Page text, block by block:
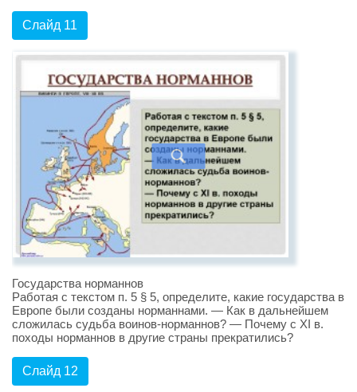
Слайд 11
Государства норманнов
Работая с текстом п. 5 § 5, определите, какие государства в
Европе были созданы норманнами. — Как в дальнейшем
сложилась судьба воинов-норманнов? — Почему с XI в.
походы норманнов в другие страны прекратились?
Слайд 12